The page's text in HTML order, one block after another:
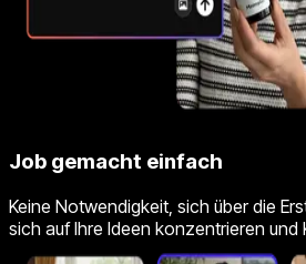
Job gemacht einfach
Keine Notwendigkeit, sich über die
sich auf Ihre Ideen konzentrieren und